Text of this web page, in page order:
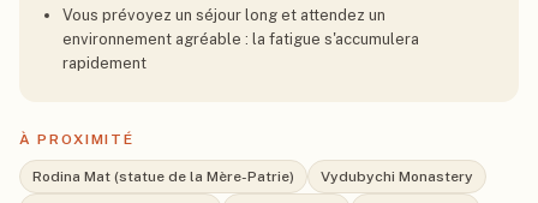
Vous prévoyez un séjour long et attendez un
environnement agréable : la fatigue s'accumulera
rapidement
À PROXIMITÉ
Rodina Mat (statue de la Mère-Patrie)
Vydubychi Monastery